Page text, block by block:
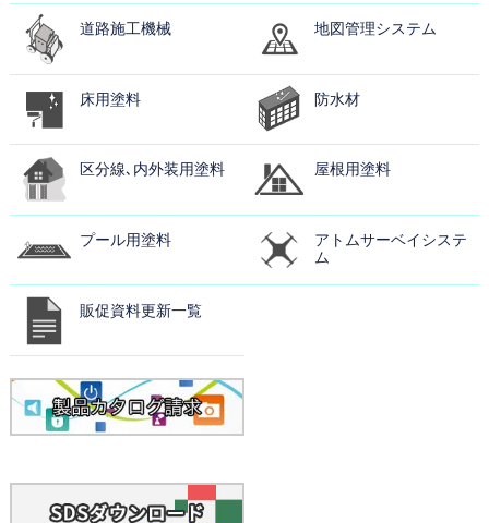
道路施工機械 地図管理システム
床用塗料 防水材
区分線､内外装用塗料 屋根用塗料
プール用塗料
アトムサーベイシステ
ム
販促資料更新一覧